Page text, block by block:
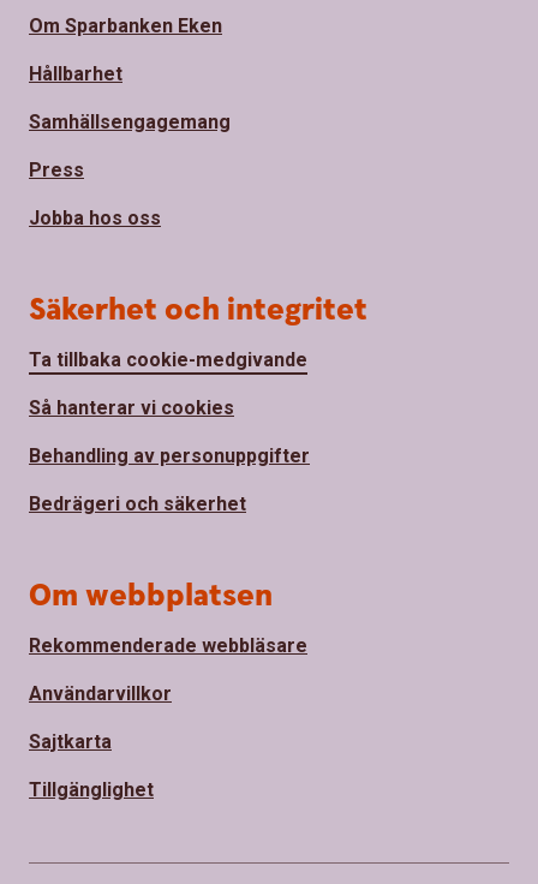
Om Sparbanken Eken
Hållbarhet
Samhällsengagemang
Press
Jobba hos oss
Säkerhet och integritet
Ta tillbaka cookie-medgivande
Så hanterar vi cookies
Behandling av personuppgifter
Bedrägeri och säkerhet
Om webbplatsen
Rekommenderade webbläsare
Användarvillkor
Sajtkarta
Tillgänglighet